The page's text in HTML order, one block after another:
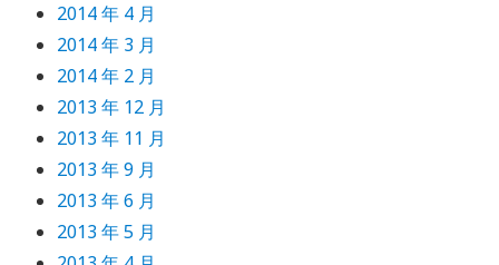
2014 年 4 月
2014 年 3 月
2014 年 2 月
2013 年 12 月
2013 年 11 月
2013 年 9 月
2013 年 6 月
2013 年 5 月